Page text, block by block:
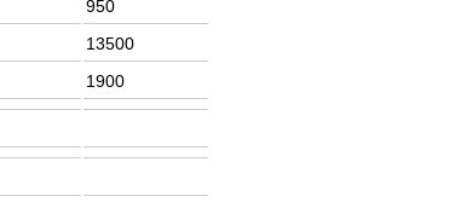
950
13500
1900